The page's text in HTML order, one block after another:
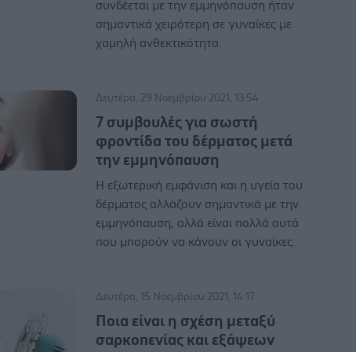
συνδέεται με την εμμηνόπαυση ήταν
σημαντικά χειρότερη σε γυναίκες με
χαμηλή ανθεκτικότητα.
Δευτέρα, 29 Νοεμβρίου 2021, 13:54
7 συμβουλές για σωστή
φροντίδα του δέρματος μετά
την εμμηνόπαυση
Η εξωτερική εμφάνιση και η υγεία του
δέρματος αλλάζουν σημαντικά με την
εμμηνόπαυση, αλλά είναι πολλά αυτά
που μπορούν να κάνουν οι γυναίκες.
Δευτέρα, 15 Νοεμβρίου 2021, 14:17
Ποια είναι η σχέση μεταξύ
σαρκοπενίας και εξάψεων